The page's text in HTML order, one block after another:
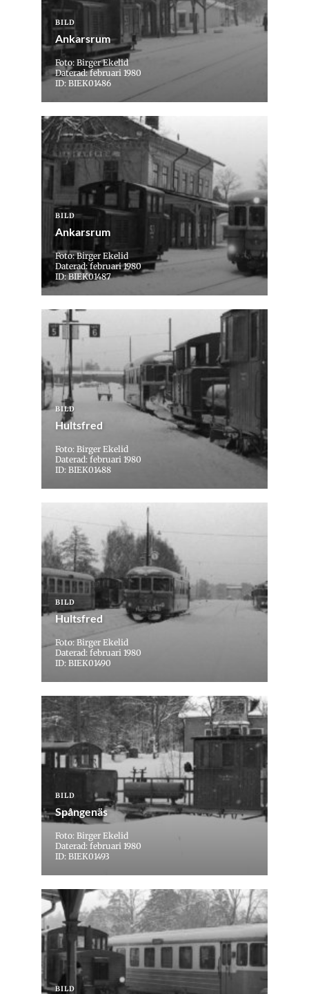
BILD
Ankarsrum
Foto: Birger Ekelid
Daterad: februari 1980
ID: BIEK01486
BILD
Ankarsrum
Foto: Birger Ekelid
Daterad: februari 1980
ID: BIEK01487
BILD
Hultsfred
Foto: Birger Ekelid
Daterad: februari 1980
ID: BIEK01488
BILD
Hultsfred
Foto: Birger Ekelid
Daterad: februari 1980
ID: BIEK01490
BILD
Spångenäs
Foto: Birger Ekelid
Daterad: februari 1980
ID: BIEK01493
BILD